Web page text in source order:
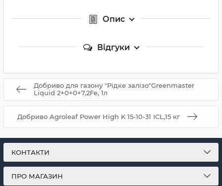
Опис
Відгуки
Добриво для газону "Рідке залізо"Greenmaster
Liquid 2+0+0+7,2Fe, 1л
Добриво Agroleaf Power High K 15-10-31 ICL,15 кг
КОНТАКТИ
ПРО МАГАЗИН